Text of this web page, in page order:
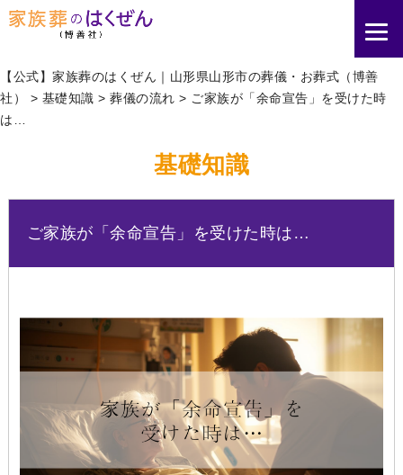
【公式】家族葬のはくぜん｜山形県山形市の葬儀・お葬式（博善
社）
> 基礎知識 > 葬儀の流れ > ご家族が「余命宣告」を受けた時
は…
基礎知識
ご家族が「余命宣告」を受けた時は…